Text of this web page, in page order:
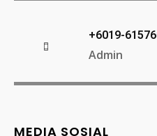
+6019-
Admin
MEDIA SOSIAL